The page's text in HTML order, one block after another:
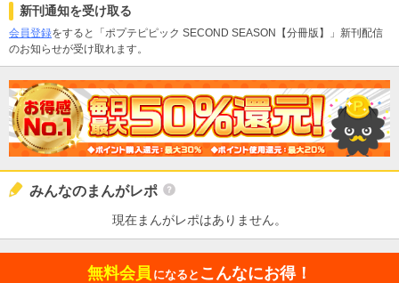
新刊通知を受け取る
会員登録をすると「ポプテピピック SECOND SEASON【分冊版】」新刊配信
のお知らせが受け取れます。
みんなのまんがレポ
現在まんがレポはありません。
無料会員 になると こんなにお得！